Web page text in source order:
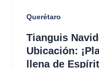
Querétaro
Tianguis
Ubicación:
llena de